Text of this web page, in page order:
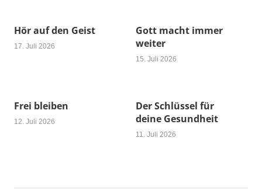
Hör auf den Geist
17. Juli 2026
Gott macht immer
weiter
15. Juli 2026
Frei bleiben
12. Juli 2026
Der Schlüssel für
deine Gesundheit
11. Juli 2026